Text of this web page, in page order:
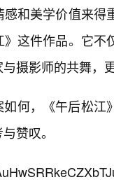
和美学价值来
这件作品。它
摄影师的共舞，
何，《午后松江
赞叹。